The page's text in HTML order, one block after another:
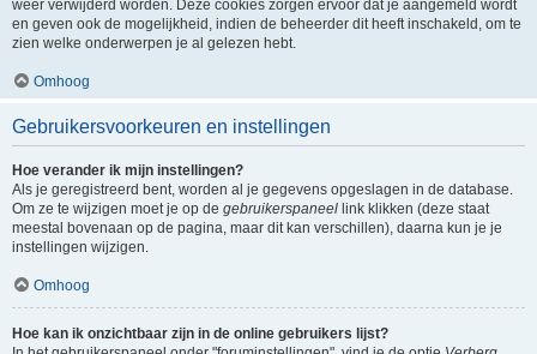
weer verwijderd worden. Deze cookies zorgen ervoor dat je aangemeld wordt
en geven ook de mogelijkheid, indien de beheerder dit heeft inschakeld, om te
zien welke onderwerpen je al gelezen hebt.
Omhoog
Gebruikersvoorkeuren en instellingen
Hoe verander ik mijn instellingen?
Als je geregistreerd bent, worden al je gegevens opgeslagen in de database.
Om ze te wijzigen moet je op de gebruikerspaneel link klikken (deze staat
meestal bovenaan op de pagina, maar dit kan verschillen), daarna kun je je
instellingen wijzigen.
Omhoog
Hoe kan ik onzichtbaar zijn in de online gebruikers lijst?